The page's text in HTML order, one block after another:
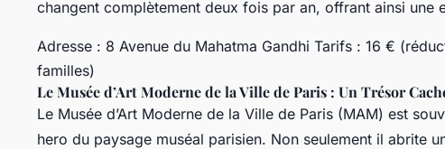
changent complètement deux fois par an, offrant ainsi une
Adresse : 8 Avenue du Mahatma Gandhi Tarifs : 16 €
familles)
Le Musée d’Art Moderne de la Ville de Paris : Un Trésor
Le Musée d’Art Moderne de la Ville de Paris (MAM) est
hero du paysage muséal parisien. Non seulement il abrite